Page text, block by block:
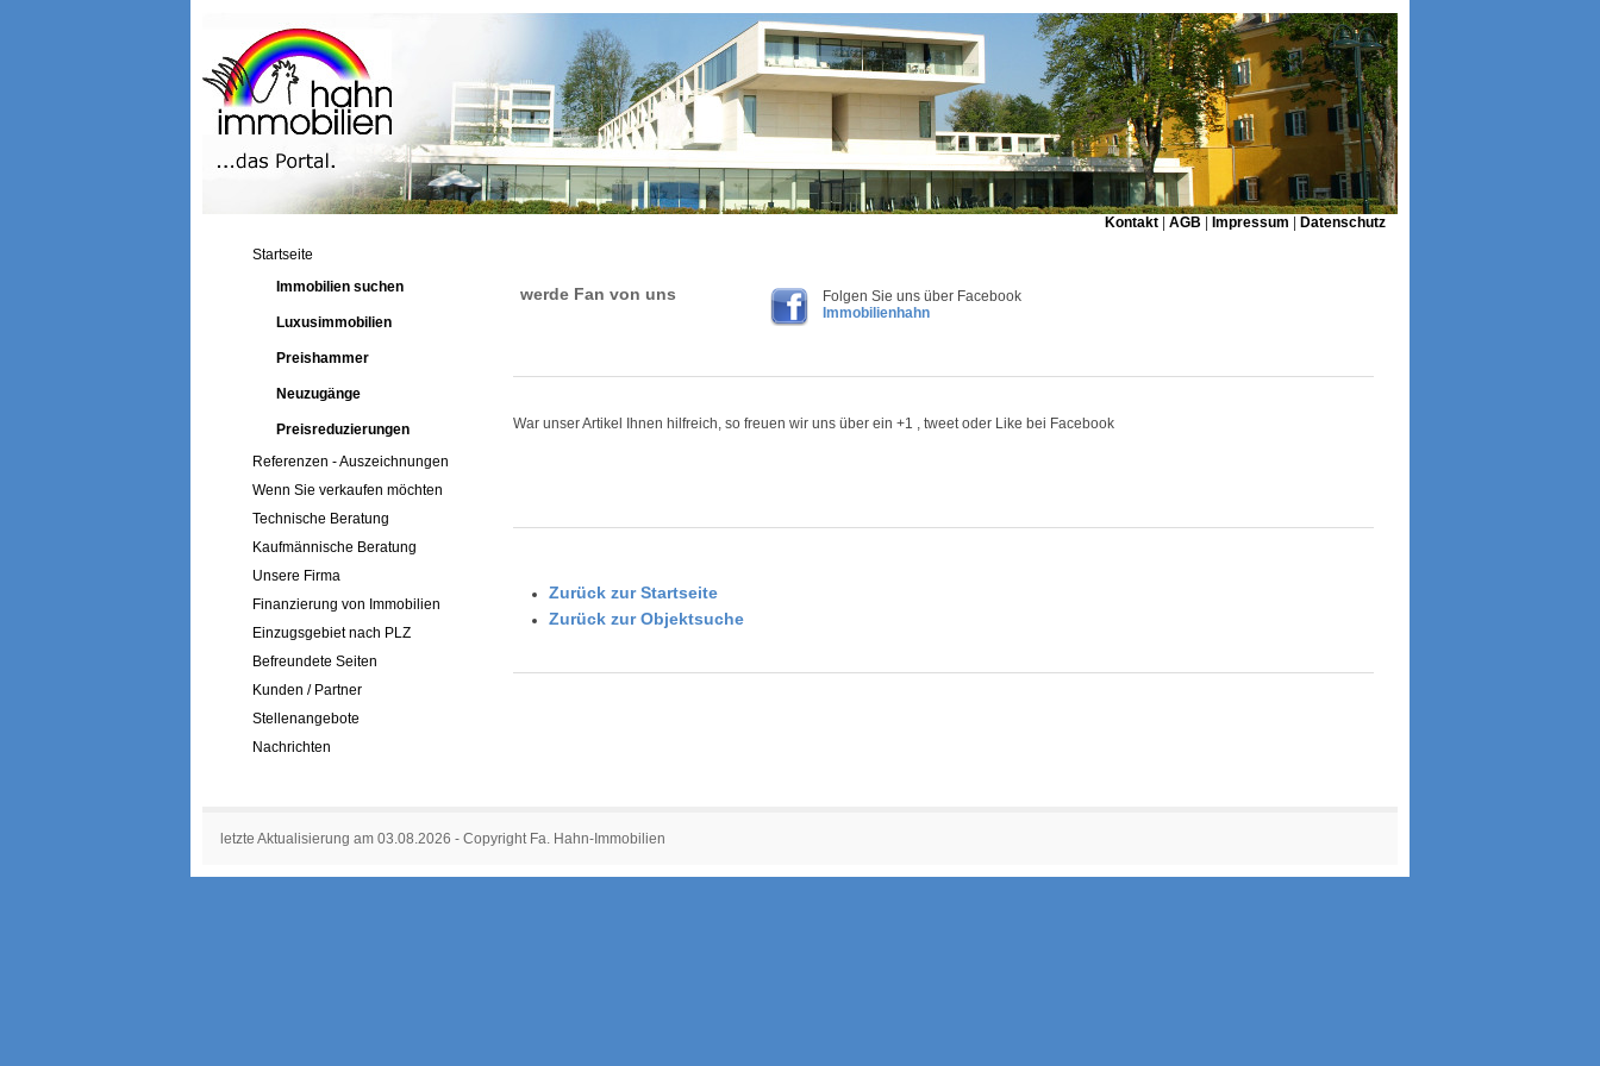
Kontakt AGB Impressum
Datenschutz
Startseite
Immobilien suchen
Luxusimmobilien
Preishammer
Neuzugänge
Preisreduzierungen
Referenzen - Auszeichnungen
Wenn Sie verkaufen möchten
Technische Beratung
Kaufmännische Beratung
Unsere Firma
Finanzierung von Immobilien
Einzugsgebiet nach PLZ
Befreundete Seiten
Kunden / Partner
Stellenangebote
Nachrichten
werde Fan von uns
Folgen Sie uns über Facebook
Immobilienhahn
War unser Artikel Ihnen hilfreich, so freuen wir uns über ein +1 , tweet oder Like bei Facebook
Zurück zur Startseite
Zurück zur Objektsuche
letzte Aktualisierung am 03.08.2026 - Copyright Fa. Hahn-Immobilien